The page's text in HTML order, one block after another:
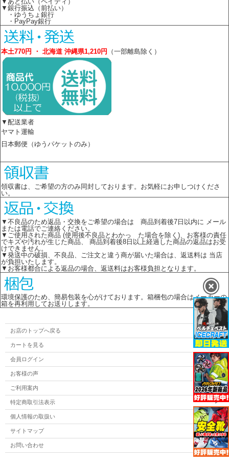
▼銀行振込（前払い）
・ゆうちょ銀行
・PayPay銀行
本土770円 ・ 北海道 沖縄県1,210円 （一部離島除く）
▼配送業者
ヤマト運輸
日本郵便（ゆうパケットのみ）
領収書は、ご希望の方のみ同封しております。お気軽にお申しつけくださ
い。
▼不良品のため返品・交換をご希望の場合は 商品到着後7日以内に メール
または電話でご連絡ください。
▼ご使用された商品 (使用後不良品とわかっ た場合を除く)、お客様の責任
でキズや汚れが生じた商品、 商品到着後8日以上経過した商品の返品はお受
けできません。
▼発送中の破損、不良品、ご注文と違う商が届いた場合は、返送料は 当店
が負担いたします。
▼お客様都合による返品の場合、返送料はお客様負担となります。
環境保護のため、簡易包装を心がけております。箱梱包の場合はメーカーの
箱を再利用してお送りします。
お店のトップへ戻る
カートを見る
会員ログイン
お客様の声
ご利用案内
特定商取引法表示
個人情報の取扱い
サイトマップ
お問い合わせ